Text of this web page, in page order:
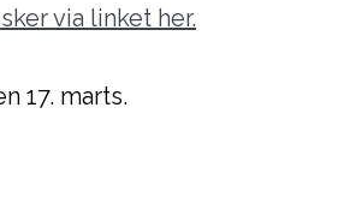
via linket her.
17. marts.